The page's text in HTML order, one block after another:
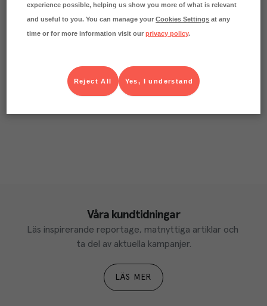
Våra kundtidningar
Läs inspirerande reportage, matnyttiga artiklar och
ta del av aktuella kampanjer.
LÄS MER
experience possible, helping us show you more of what is relevant
and useful to you. You can manage yourCookies Settings at any
time or for more information visit ourprivacy policy.
Yes, I understand
Reject All